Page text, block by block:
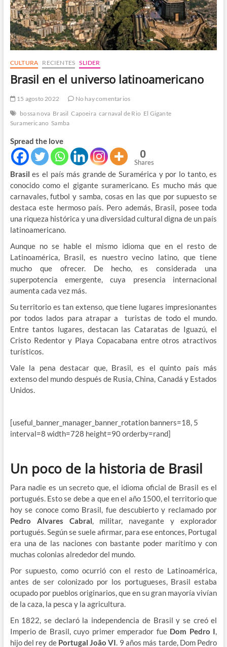
CULTURA RECIENTES SLIDER
Brasil en el universo latinoamericano
15 agosto 2022
No hay comentarios
bossa nova Brasil Capoeira carnaval de Rio El Gigante
Suramericano Samba
Spread the love
0
Shares
Brasil es el país más grande de Suramérica y por lo tanto, es
conocido como el gigante suramericano. Es mucho más que
carnavales, futbol y samba, cosas en las que por supuesto se
destaca este hermoso país. Pero además, Brasil, posee toda
una riqueza histórica y una diversidad cultural digna de un país
latinoamericano.
Aunque no se hable el mismo idioma que en el resto de
Latinoamérica, Brasil, es nuestro vecino latino, que tiene
mucho que ofrecer. De hecho, es considerada una
superpotencia emergente, cuya presencia internacional
aumenta cada vez más.
Su territorio es tan extenso, que tiene lugares impresionantes
por todos lados para atrapar a turistas de todo el mundo.
Entre tantos lugares, destacan las Cataratas de Iguazú, el
Cristo Redentor y Playa Copacabana entre otros atractivos
turísticos.
Vale la pena destacar que, Brasil, es el quinto país más
extenso del mundo después de Rusia, China, Canadá y Estados
Unidos.
[useful_banner_manager_banner_rotation banners=18, 5
interval=8 width=728 height=90 orderby=rand]
Un poco de la historia de Brasil
Para nadie es un secreto que, el idioma oficial de Brasil es el
portugués. Esto se debe a que en el año 1500, el territorio que
hoy se conoce como Brasil, fue descubierto y reclamado por
Pedro Alvares Cabral, militar, navegante y explorador
portugués. Según se suele afirmar, para ese entonces, Portugal
era una de las naciones con bastante poder marítimo y con
muchas colonias alrededor del mundo.
Por supuesto, como ocurrió con el resto de Latinoamérica,
antes de ser colonizado por los portugueses, Brasil estaba
ocupado por pueblos originarios, que en su gran mayoría vivían
de la caza, la pesca y la agricultura.
En 1822, se declaró la independencia de Brasil y se creó el
Imperio de Brasil, cuyo primer emperador fue Dom Pedro I,
hijo del rey de Portugal João VI. 9 años más tarde, Dom Pedro